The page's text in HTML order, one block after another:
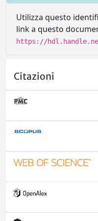
Utilizza questo
link a questo
https://
Citazioni